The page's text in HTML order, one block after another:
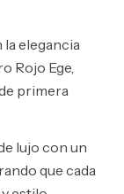
elegancia
Rojo Ege,
primera
lujo con un
que cada